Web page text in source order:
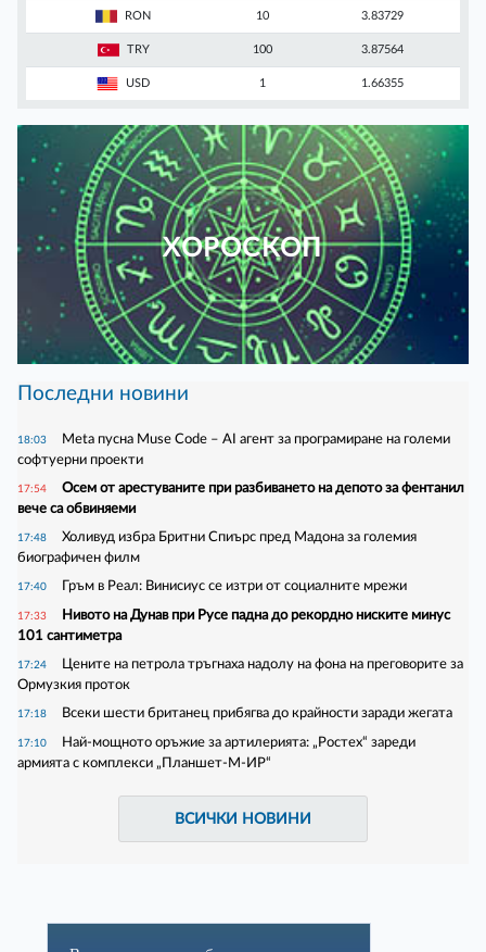
RON 10 3.83729
TRY 100 3.87564
USD 1 1.66355
ХОРОСКОП
Последни новини
18:03
Meta пусна Muse Code – AI агент за програмиране на големи
софтуерни проекти
17:54
Осем от арестуваните при разбиването на депото за фентанил
вече са обвиняеми
17:48
Холивуд избра Бритни Спиърс пред Мадона за големия
биографичен филм
17:40 Гръм в Реал: Винисиус се изтри от социалните мрежи
17:33
Нивото на Дунав при Русе падна до рекордно ниските минус
101 сантиметра
17:24
Цените на петрола тръгнаха надолу на фона на преговорите за
Ормузкия проток
17:18 Всеки шести британец прибягва до крайности заради жегата
17:10
Най-мощното оръжие за артилерията: „Ростех“ зареди
армията с комплекси „Планшет-М-ИР“
ВСИЧКИ НОВИНИ